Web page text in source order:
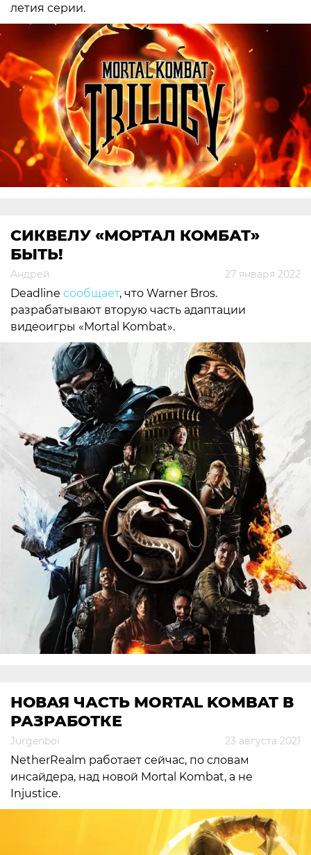
летия серии.
СИКВЕЛУ «МОРТАЛ КОМБАТ»
БЫТЬ!
Андрей 27 января 2022
Deadline сообщает, что Warner Bros.
разрабатывают вторую часть адаптации
видеоигры «Mortal Kombat».
НОВАЯ ЧАСТЬ MORTAL KOMBAT В
РАЗРАБОТКЕ
Jurgenboi 23 августа 2021
NetherRealm работает сейчас, по словам
инсайдера, над новой Mortal Kombat, а не
Injustice.